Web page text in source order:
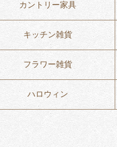
カントリー家具
キッチン雑貨
フラワー雑貨
ハロウィン